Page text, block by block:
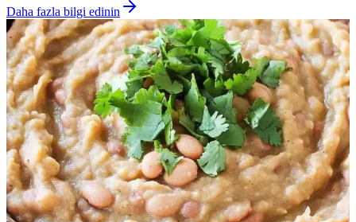
Daha fazla bilgi edinin